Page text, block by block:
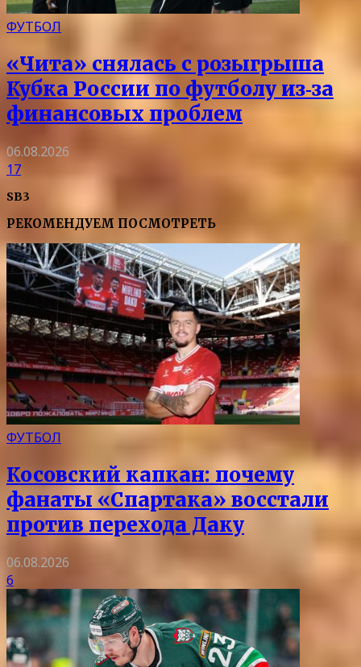
ФУТБОЛ
«Чита» снялась с розыгрыша
Кубка России по футболу из‑за
финансовых проблем
06.08.2026
17
SB3
РЕКОМЕНДУЕМ ПОСМОТРЕТЬ
ФУТБОЛ
Косовский капкан: почему
фанаты «Спартака» восстали
против перехода Даку
06.08.2026
6